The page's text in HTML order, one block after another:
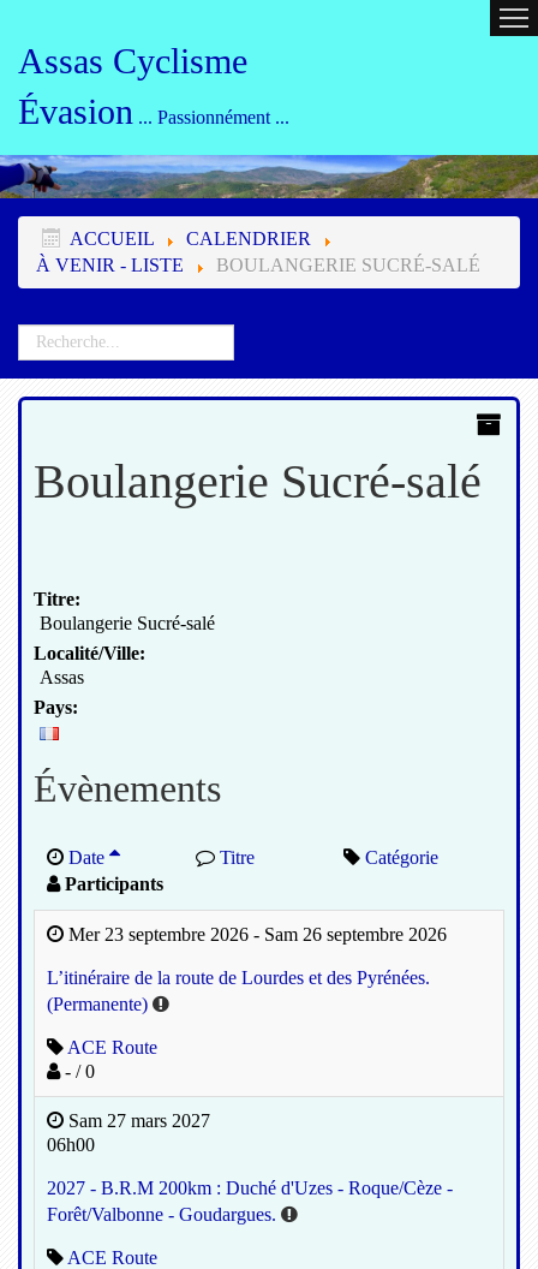
Assas Cyclisme
Évasion ... Passionnément ...
ACCUEIL
CALENDRIER
À VENIR - LISTE
BOULANGERIE SUCRÉ-SALÉ
Boulangerie Sucré-salé
Titre:
Boulangerie Sucré-salé
Localité/Ville:
Assas
Pays:
Évènements
Date Titre
Catégorie
Participants
Mer 23 septembre 2026 - Sam 26 septembre 2026
L’itinéraire de la route de Lourdes et des Pyrénées.
(Permanente)
ACE Route
- / 0
Sam 27 mars 2027
06h00
2027 - B.R.M 200km : Duché d'Uzes - Roque/Cèze -
Forêt/Valbonne - Goudargues.
ACE Route